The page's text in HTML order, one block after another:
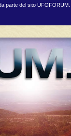
parte del sito UFOFORUM.